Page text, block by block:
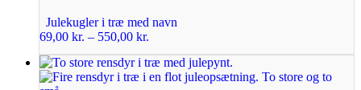
Julekugler i træ med navn
69,00 kr. – 550,00 kr.